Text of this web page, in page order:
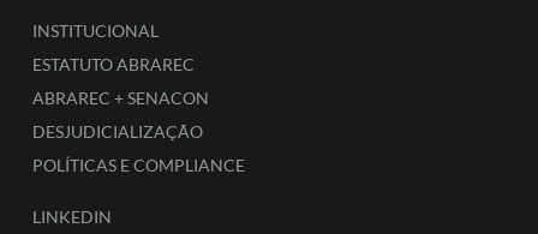
INSTITUCIONAL
ESTATUTO ABRAREC
ABRAREC + SENACON
DESJUDICIALIZAÇÃO
POLÍTICAS E COMPLIANCE
LINKEDIN